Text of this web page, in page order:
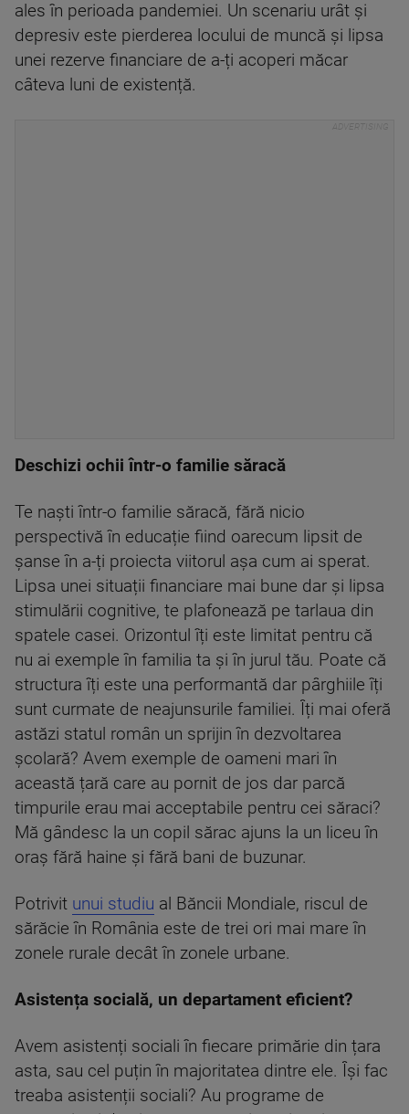
ales în perioada pandemiei. Un scenariu urât și
depresiv este pierderea locului de muncă și lipsa
unei rezerve financiare de a-ți acoperi măcar
câteva luni de existență.
Deschizi ochii într-o familie săracă
Te naști într-o familie săracă, fără nicio
perspectivă în educație fiind oarecum lipsit de
șanse în a-ți proiecta viitorul așa cum ai sperat.
Lipsa unei situații financiare mai bune dar și lipsa
stimulării cognitive, te plafonează pe tarlaua din
spatele casei. Orizontul îți este limitat pentru că
nu ai exemple în familia ta și în jurul tău. Poate că
structura îți este una performantă dar pârghiile îți
sunt curmate de neajunsurile familiei. Îți mai oferă
astăzi statul român un sprijin în dezvoltarea
școlară? Avem exemple de oameni mari în
această țară care au pornit de jos dar parcă
timpurile erau mai acceptabile pentru cei săraci?
Mă gândesc la un copil sărac ajuns la un liceu în
oraș fără haine și fără bani de buzunar.
Potrivit unui studiu al Băncii Mondiale, riscul de
sărăcie în România este de trei ori mai mare în
zonele rurale decât în zonele urbane.
Asistența socială, un departament eficient?
Avem asistenți sociali în fiecare primărie din țara
asta, sau cel puțin în majoritatea dintre ele. Își fac
treaba asistenții sociali? Au programe de